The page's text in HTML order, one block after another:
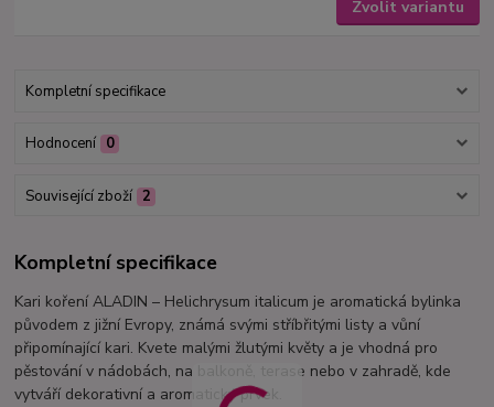
Zvolit variantu
Kompletní specifikace
Hodnocení 0
Související zboží 2
Kompletní specifikace
Kari koření ALADIN – Helichrysum italicum je aromatická bylinka
původem z jižní Evropy, známá svými stříbřitými listy a vůní
připomínající kari. Kvete malými žlutými květy a je vhodná pro
pěstování v nádobách, na balkoně, terase nebo v zahradě, kde
vytváří dekorativní a aromatický prvek.